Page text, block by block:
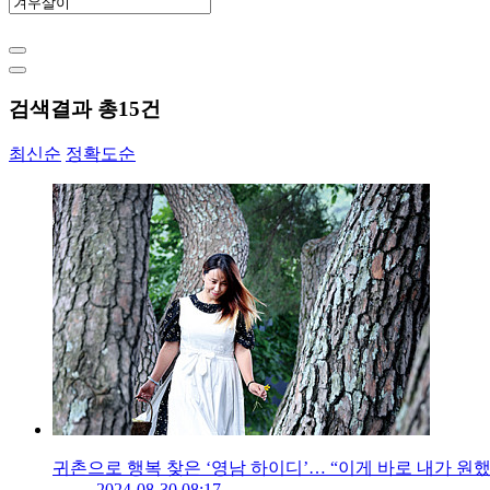
검색결과 총15건
최신순 정확도순
귀촌으로 행복 찾은 ‘영남 하이디’… “이게 바로 내가 원